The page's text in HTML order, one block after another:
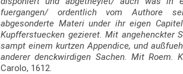
fuergangen/ ordentlich vom Authore
abgesonderte Materi under ihr eigen
Kupfferstuecken gezieret. Mit angehenckter
sampt einem kurtzen Appendice, und
anderer denckwirdigen Sachen. Mit Roem.
Carolo, 1612.